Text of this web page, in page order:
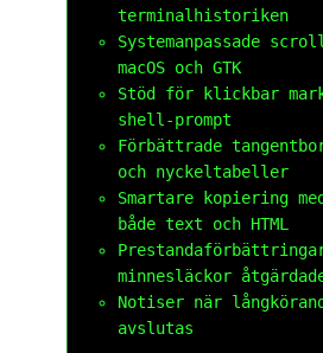
terminalhistoriken
Systemanpassade
macOS och GTK
Stöd för klickbar
shell-prompt
Förbättrade
och nyckeltabeller
Smartare kopiering
både text och HTML
minnesläckor
Notiser när
avslutas